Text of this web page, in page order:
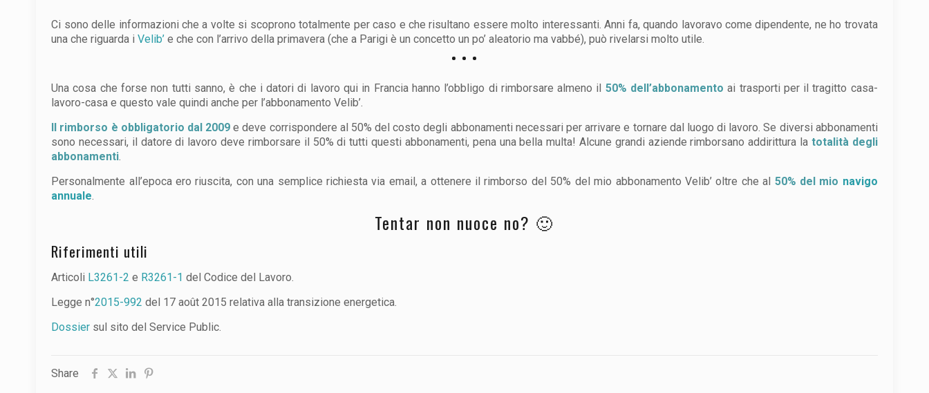
Ci sono delle informazioni che a volte si scoprono totalmente per caso e che risultano essere molto interessanti. Anni fa, quando lavoravo come dipendente, ne ho trovata
una che riguarda iVelib’ e che con l’arrivo della primavera (che a Parigi è un concetto un po’ aleatorio ma vabbé), può rivelarsi molto utile.
Una cosa che forse non tutti sanno, è che i datori di lavoro qui in Francia hanno l’obbligo di rimborsare almeno il 50% dell’abbonamento ai trasporti per il tragitto casa-
lavoro-casa e questo vale quindi anche per l’abbonamento Velib’.
Il rimborso è obbligatorio dal 2009e deve corrispondere al 50% del costo degli abbonamenti necessari per arrivare e tornare dal luogo di lavoro. Se diversi abbonamenti
sono necessari, il datore di lavoro deve rimborsare il 50% di tutti questi abbonamenti, pena una bella multa! Alcune grandi aziende rimborsano addirittura la totalità degli
abbonamenti.
Personalmente all’epoca ero riuscita, con una semplice richiesta via email, a ottenere il rimborso del 50% del mio abbonamento Velib’ oltre che al 50% del mio navigo
annuale.
Tentar non nuoce no? 🙂
Riferimenti utili
Articoli L3261-2 e R3261-1 del Codice del Lavoro.
Legge n°2015-992 del 17 août 2015 relativa alla transizione energetica.
Dossier sul sito del Service Public.
Share